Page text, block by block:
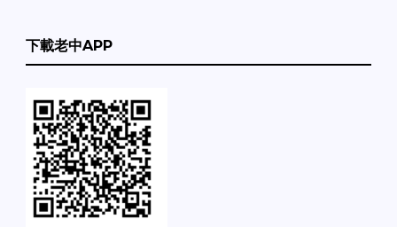
下載老中APP